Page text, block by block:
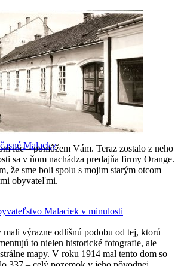
v minulosti
v 20. storočí
Malacky
Malaciek v minulosti
ide – pomôžem Vám. Teraz zostalo z neho
sa v ňom nachádza predajňa firmy Orange.
že sme boli spolu s mojim starým otcom
obyvateľmi.
výrazne odlišnú podobu od tej, ktorú
to nielen historické fotografie, ale
mapy. V roku 1914 mal tento dom so